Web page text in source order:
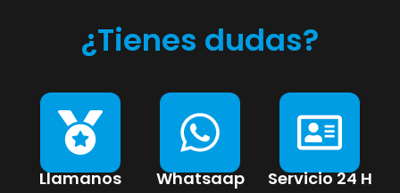
¿Tienes dudas?
Llamanos Whatsaap Servicio 24 H